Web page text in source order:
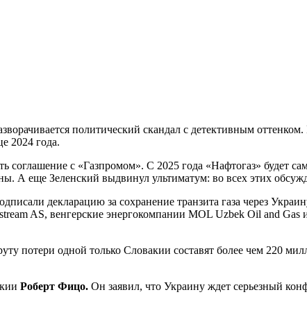
политический скандал с детективным оттенком.
2024 года.
соглашение с «Газпромом». С 2025 года «Нафтогаз» будет
А еще Зеленский выдвинул ультиматум: во всех этих
декларацию за сохранение транзита газа через
AS, венгерские энергокомпании MOL Uzbek Oil and
потери одной только Словакии составят более чем 220
Роберт Фицо. Он заявил, что Украину ждет серьезный